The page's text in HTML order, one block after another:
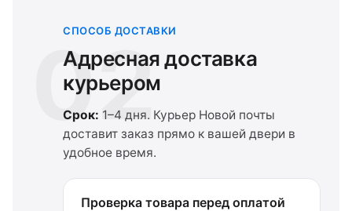
02
СПОСОБ ДОСТАВКИ
Адресная доставка
курьером
Срок: 1–4 дня. Курьер Новой почты
доставит заказ прямо к вашей двери в
удобное время.
Проверка товара перед оплатой